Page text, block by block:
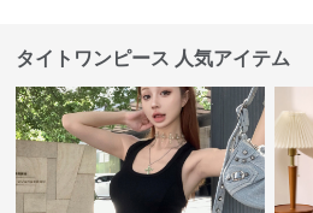
タイトワンピース 人気アイテム